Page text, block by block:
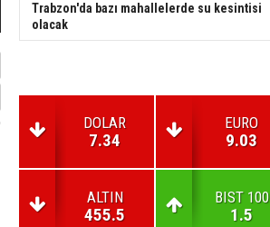
Trabzon'da bazı mahallelerde su kesintisi
olacak
DOLAR
7.34
EURO
9.03
ALTIN
455.5
BIST 100
1.5